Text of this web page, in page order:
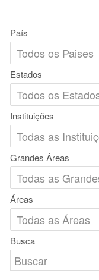
País
Estados
Instituições
Grandes Áreas
Áreas
Busca